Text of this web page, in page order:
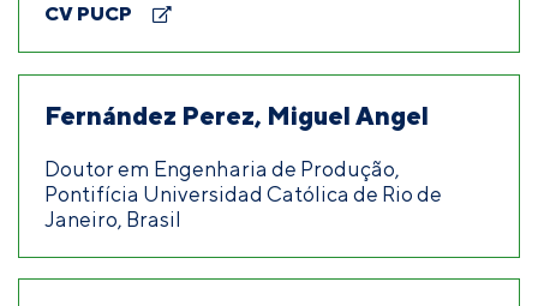
CV PUCP
Fernández Perez, Miguel Angel
Doutor em Engenharia de Produção,
Pontifícia Universidad Católica de Rio de
Janeiro, Brasil